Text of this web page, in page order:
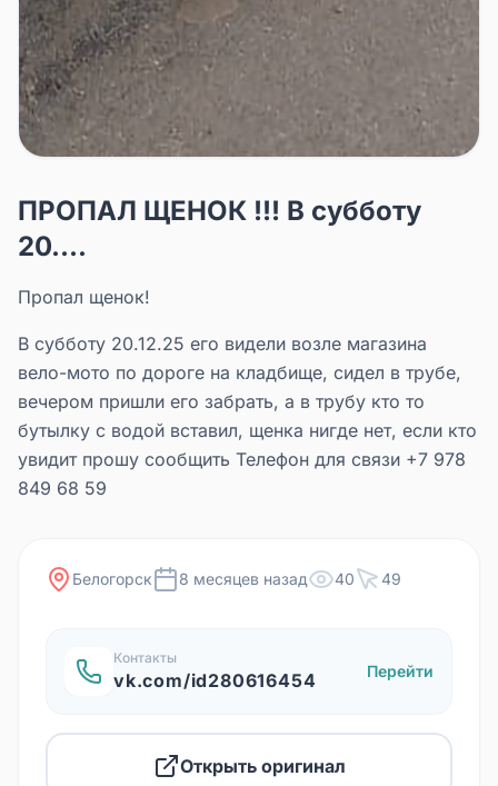
ПРОПАЛ ЩЕНОК !!! В субботу
20....
Пропал щенок!
В субботу 20.12.25 его видели возле магазина
вело-мото по дороге на кладбище, сидел в трубе,
вечером пришли его забрать, а в трубу кто то
бутылку с водой вставил, щенка нигде нет, если кто
увидит прошу сообщить Телефон для связи +7 978
849 68 59
Белогорск 8 месяцев назад 40 49
Контакты
vk.com/id280616454 Перейти
Открыть оригинал